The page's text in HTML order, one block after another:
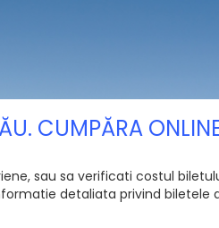
CUMPĂRA
sau sa verificati costul
detaliata privind biletele